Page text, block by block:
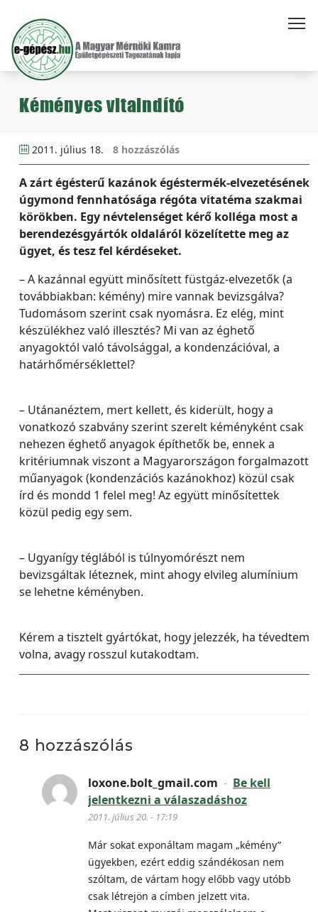
Kéményes vitaindító
2011. július 18. 8 hozzászólás
A zárt égésterű kazánok égéstermék-elvezetésének
úgymond fennhatósága régóta vitatéma szakmai
körökben. Egy névtelenséget kérő kolléga most a
berendezésgyártók oldaláról közelítette meg az
ügyet, és tesz fel kérdéseket.
– A kazánnal együtt minősített füstgáz-elvezetők (a
továbbiakban: kémény) mire vannak bevizsgálva?
Tudomásom szerint csak nyomásra. Ez elég, mint
készülékhez való illesztés? Mi van az éghető
anyagoktól való távolsággal, a kondenzációval, a
határhőmérséklettel?
– Utánanéztem, mert kellett, és kiderült, hogy a
vonatkozó szabvány szerint szerelt kéményként csak
nehezen éghető anyagok építhetők be, ennek a
kritériumnak viszont a Magyarországon forgalmazott
műanyagok (kondenzációs kazánokhoz) közül csak
írd és mondd 1 felel meg! Az együtt minősítettek
közül pedig egy sem.
– Ugyanígy téglából is túlnyomórészt nem
bevizsgáltak léteznek, mint ahogy elvileg alumínium
se lehetne kéményben.
Kérem a tisztelt gyártókat, hogy jelezzék, ha tévedtem
volna, avagy rosszul kutakodtam.
8 hozzászólás
loxone.bolt_gmail.com - Be kell
jelentkezni a válaszadáshoz
2011. július 20. - 17:19
Már sokat exponáltam magam „kémény”
ügyekben, ezért eddig szándékosan nem
szóltam, de vártam hogy előbb vagy utóbb
csak létrejön a címben jelzett vita.